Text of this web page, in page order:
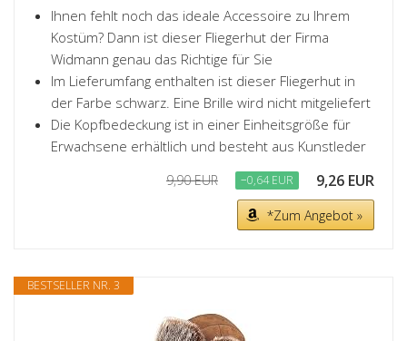
Ihnen fehlt noch das ideale Accessoire zu Ihrem
Kostüm? Dann ist dieser Fliegerhut der Firma
Widmann genau das Richtige für Sie
Im Lieferumfang enthalten ist dieser Fliegerhut in
der Farbe schwarz. Eine Brille wird nicht mitgeliefert
Die Kopfbedeckung ist in einer Einheitsgröße für
Erwachsene erhältlich und besteht aus Kunstleder
9,90 EUR −0,64 EUR 9,26 EUR
*Zum Angebot »
BESTSELLER NR. 3